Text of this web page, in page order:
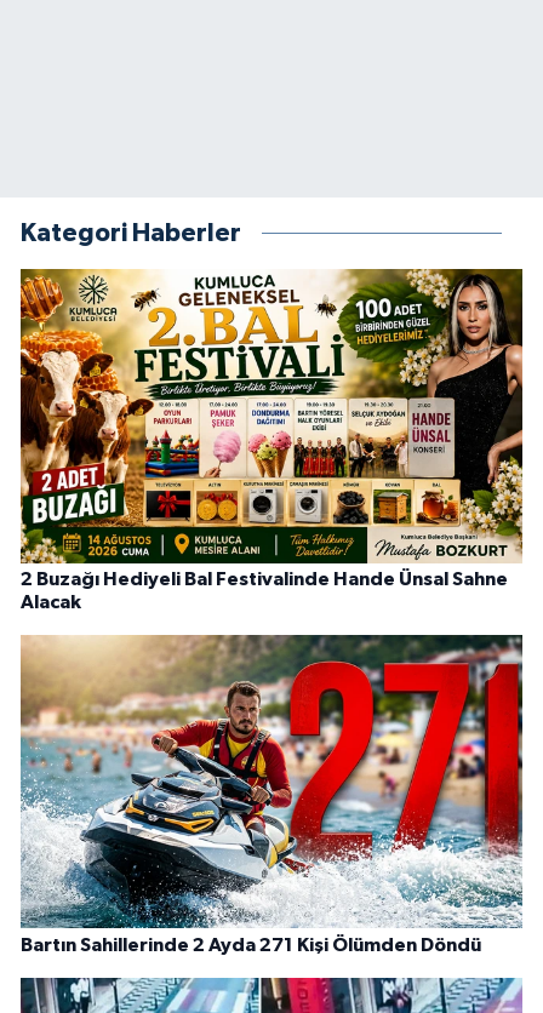
Kategori Haberler
2 Buzağı Hediyeli Bal Festivalinde Hande Ünsal Sahne
Alacak
Bartın Sahillerinde 2 Ayda 271 Kişi Ölümden Döndü